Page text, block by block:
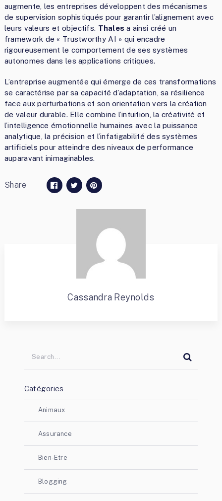
augmente, les entreprises développent des mécanismes
de supervision sophistiqués pour garantir l’alignement avec
leurs valeurs et objectifs. Thales a ainsi créé un
framework de « Trustworthy AI » qui encadre
rigoureusement le comportement de ses systèmes
autonomes dans les applications critiques.
L’entreprise augmentée qui émerge de ces transformations
se caractérise par sa capacité d’adaptation, sa résilience
face aux perturbations et son orientation vers la création
de valeur durable. Elle combine l’intuition, la créativité et
l’intelligence émotionnelle humaines avec la puissance
analytique, la précision et l’infatigabilité des systèmes
artificiels pour atteindre des niveaux de performance
auparavant inimaginables.
Share
Cassandra Reynolds
Catégories
Animaux
Assurance
Bien-Etre
Blogging